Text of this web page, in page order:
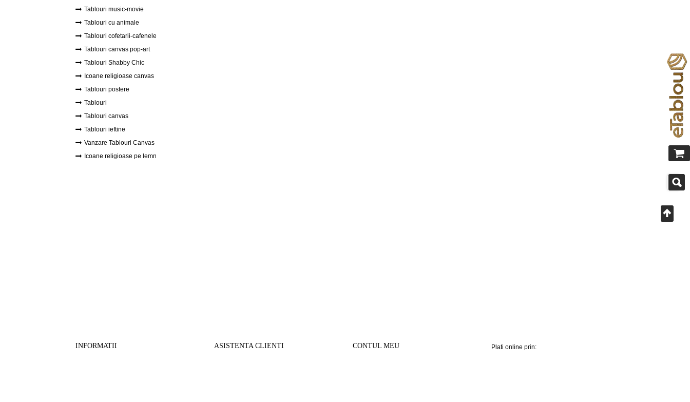
Tablouri music-movie
Tablouri cu animale
Tablouri cofetarii-cafenele
Tablouri canvas pop-art
Tablouri Shabby Chic
Icoane religioase canvas
Tablouri postere
Tablouri
Tablouri canvas
Tablouri ieftine
Vanzare Tablouri Canvas
Icoane religioase pe lemn
INFORMATII ASISTENTA CLIENTI CONTUL MEU Plati online prin: